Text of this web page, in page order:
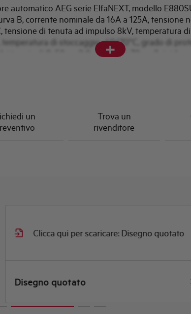
automatico AEG serie ElfaNEXT, modello
B, corrente nominale da 16A a 125A, tensione
tensione di tenuta ad impulso 8kV, temperatura
temperatura di stoccaggio -40/70°C, grado di
terminali 0...50mm2 flessibile, 0...70mm2 rigido,
+
un
Trova un
rivenditore
Clicca qui per scaricare: Disegno quotato
Disegno quotato